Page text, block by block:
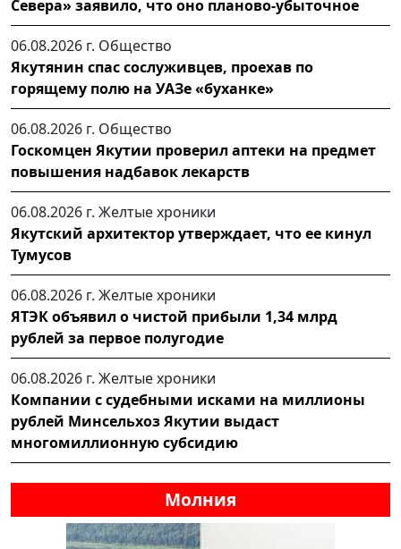
Севера» заявило, что оно планово-убыточное
06.08.2026 г. Общество
Якутянин спас сослуживцев, проехав по
горящему полю на УАЗе «буханке»
06.08.2026 г. Общество
Госкомцен Якутии проверил аптеки на предмет
повышения надбавок лекарств
06.08.2026 г. Желтые хроники
Якутский архитектор утверждает, что ее кинул
Тумусов
06.08.2026 г. Желтые хроники
ЯТЭК объявил о чистой прибыли 1,34 млрд
рублей за первое полугодие
06.08.2026 г. Желтые хроники
Компании с судебными исками на миллионы
рублей Минсельхоз Якутии выдаст
многомиллионную субсидию
Молния